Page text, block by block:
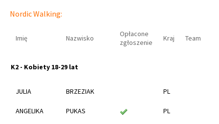
Nordic Walking:
Imię Nazwisko
Opłacone
zgłoszenie
Kraj Team
K2 - Kobiety 18-29 lat
JULIA BRZEZIAK PL
ANGELIKA PUKAS PL